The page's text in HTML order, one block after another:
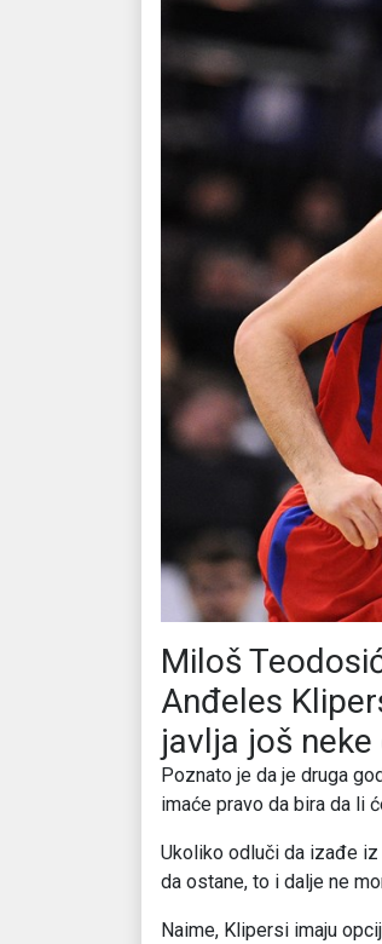
Miloš
Anđeles
javlja još
Poznato je da je druga
imaće pravo da bira da li
Ukoliko odluči da izađe
da ostane, to i dalje ne
Naime, Klipersi imaju